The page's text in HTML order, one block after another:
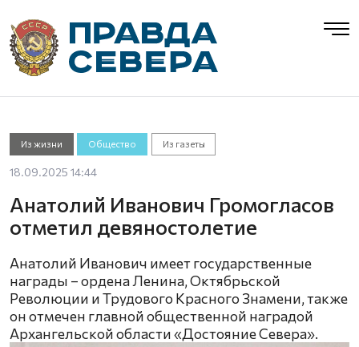
Из жизни Общество Из газеты
18.09.2025 14:44
Анатолий Иванович Громогласов
отметил девяностолетие
Анатолий Иванович имеет государственные
награды – ордена Ленина, Октябрьской
Революции и Трудового Красного Знамени, также
он отмечен главной общественной наградой
Архангельской области «Достояние Севера».